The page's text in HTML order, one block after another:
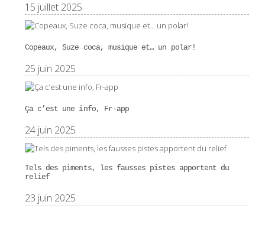
15 juillet 2025
Copeaux, Suze coca, musique et… un polar!
25 juin 2025
Ça c’est une info, Fr-app
24 juin 2025
Tels des piments, les fausses pistes apportent du
relief
23 juin 2025